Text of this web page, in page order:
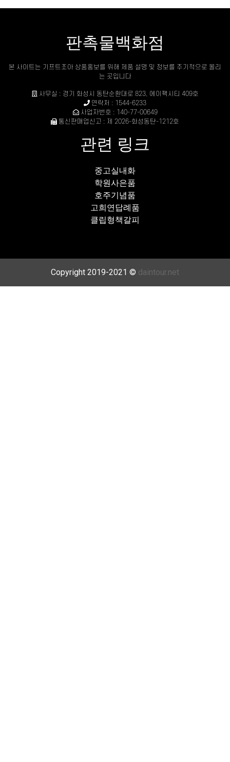
판촉물백화점
본 사이트는 기프트조아 상품홍보를 위해 제품 설명 및 정보를 주기적으로 올리
는 곳입니다
사무실 : 경기 화성시 동탄순환대로 823, 에이팩시티 409호
연락처 : 1544-6233
사업자번호 : 140-77-00649
통신판매업신고 : 제 2026-화성동탄-1212호
관련 링크
중고실내화
학원사은품
호주기념품
고희연답례품
클립형책갈피
Copyright 2019-2021 © daintour.net